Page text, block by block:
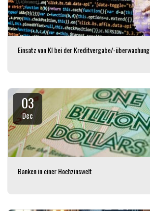
Einsatz von KI bei der Kreditvergabe/-überwachung
03
Dec
Banken in einer Hochzinswelt